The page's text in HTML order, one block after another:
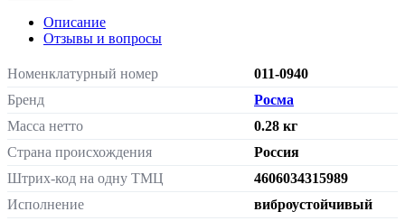
Описание
Отзывы и вопросы
Номенклатурный номер
011-0940
Бренд
Росма
Масса нетто
0.28 кг
Страна происхождения
Россия
Штрих-код на одну ТМЦ
4606034315989
Исполнение
виброустойчивый